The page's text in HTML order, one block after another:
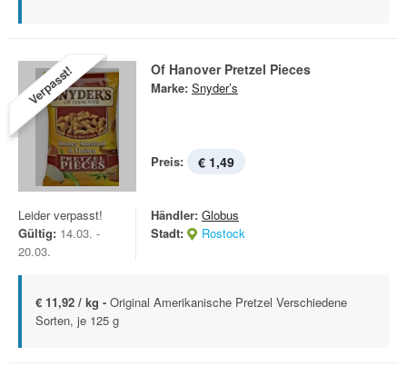
Verpasst! Of Hanover Pretzel Pieces
Marke: Snyder’s
Preis: € 1,49
Leider verpasst!
Gültig: 14.03. -
20.03.
Händler: Globus
Stadt:
Rostock
€ 11,92 / kg - Original Amerikanische Pretzel Verschiedene
Sorten, je 125 g